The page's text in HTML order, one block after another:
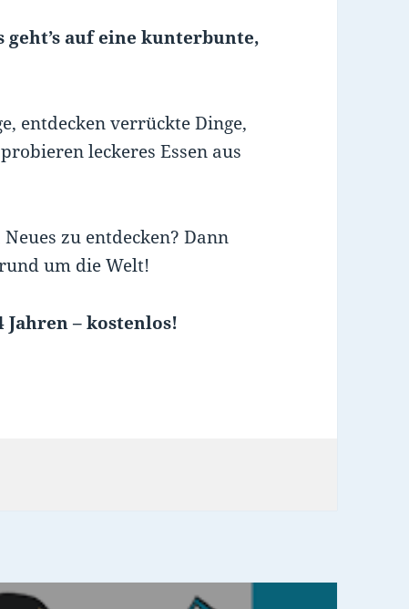
auf eine kunterbunte,
entdecken verrückte Dinge,
leckeres Essen aus
zu entdecken? Dann
um die Welt!
– kostenlos!